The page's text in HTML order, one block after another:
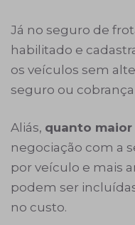
Já no seguro de
habilitado e
os veículos sem
seguro ou
Aliás, quanto
negociação com a
por veículo e mais
podem ser
no custo.